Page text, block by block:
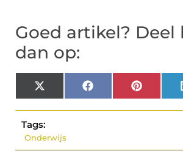
Goed artikel? Deel
dan op:
X
(Twitter)
Facebook Pinterest
Tags:
Onderwijs